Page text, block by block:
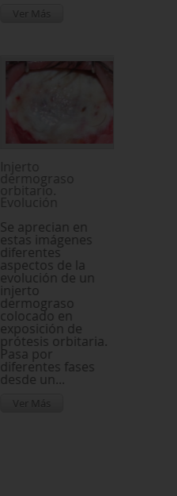
Ver Más
Injerto
dermograso
orbitario.
Evolución
Se aprecian en
estas imágenes
diferentes
aspectos de la
evolución de un
injerto
dermograso
colocado en
exposición de
prótesis orbitaria.
Pasa por
diferentes fases
desde un...
Ver Más